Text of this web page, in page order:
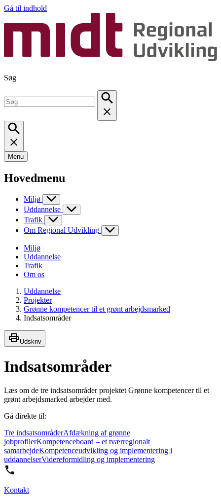
Gå til indhold
Søg
Menu
Hovedmenu
Miljø
Uddannelse
Trafik
Om Regional Udvikling
Miljø
Uddannelse
Trafik
Om os
Uddannelse
Projekter
Grønne kompetencer til et grønt arbejdsmarked
Indsatsområder
Udskriv
Indsatsområder
Læs om de tre indsatsområder projektet Grønne kompetencer til et
grønt arbejdsmarked arbejder med.
Gå direkte til:
Tre indsatsområderAfdækning af grønne
jobprofilerKompetenceboard – et tværregionalt
samarbejdeKompetenceudvikling og implementering i
uddannelserVidereformidling og implementering
Kontakt